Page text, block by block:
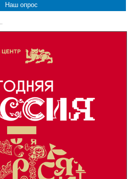
Наш опрос